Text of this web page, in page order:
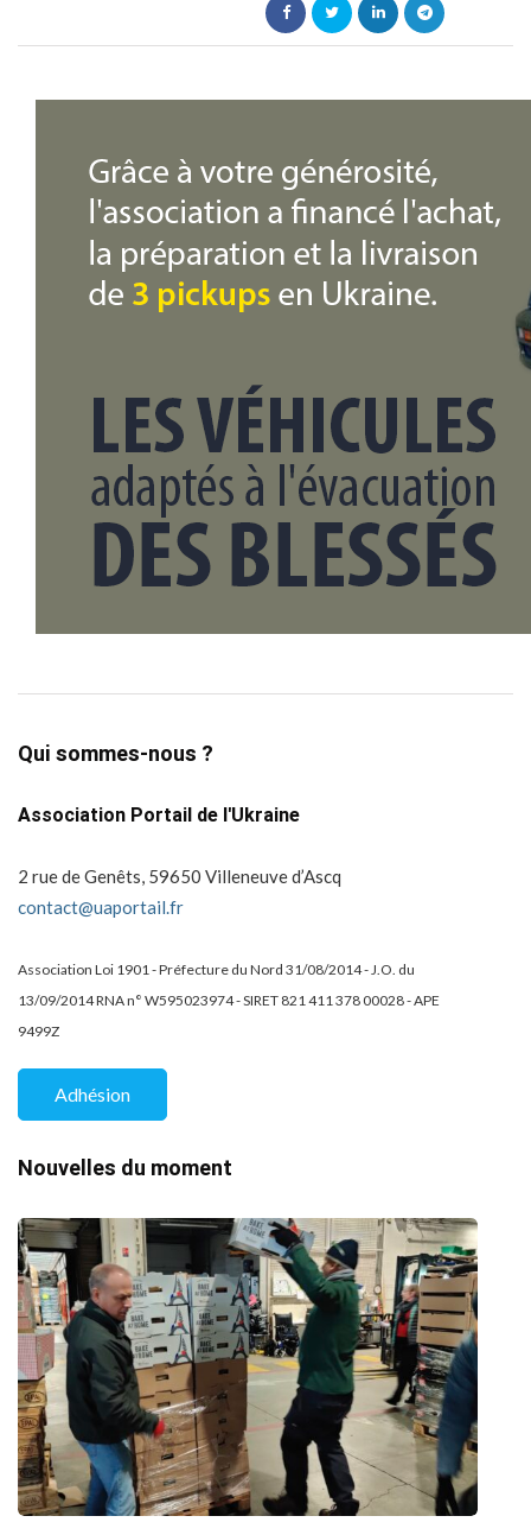
Qui sommes-nous ?
Association Portail de l'Ukraine
2 rue de Genêts, 59650 Villeneuve d’Ascq
contact@uaportail.fr
Association Loi 1901 - Préfecture du Nord 31/08/2014 - J.O. du
13/09/2014 RNA n° W595023974 - SIRET 821 411 378 00028 - APE
9499Z
Adhésion
Nouvelles du moment